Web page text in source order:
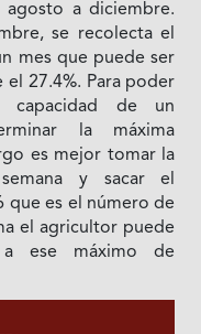
agosto a diciembre.
se recolecta el
mes que puede ser
27.4%. Para poder
capacidad de un
la máxima
es mejor tomar la
y sacar el
es el número de
el agricultor puede
a ese máximo de